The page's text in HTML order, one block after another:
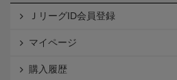
ＪリーグID会員登録
マイページ
購入履歴